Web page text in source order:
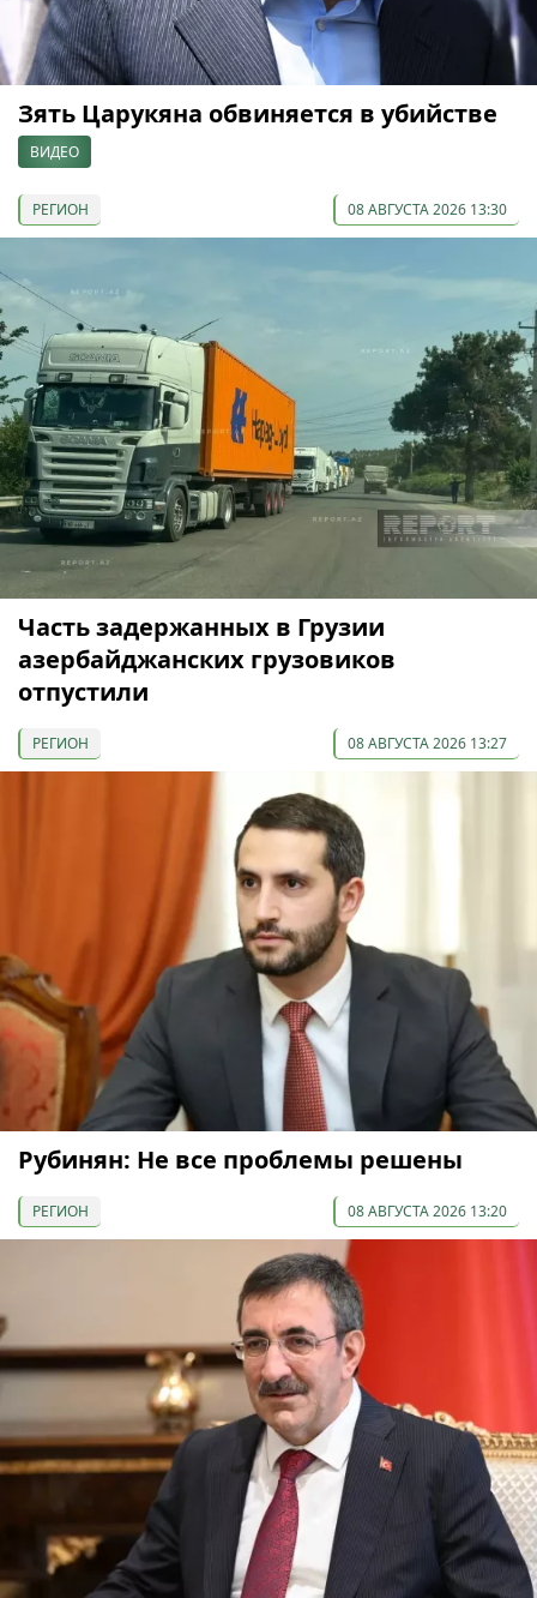
Зять Царукяна обвиняется в убийстве
ВИДЕО
РЕГИОН 08 АВГУСТА 2026 13:30
Часть задержанных в Грузии
азербайджанских грузовиков
отпустили
РЕГИОН 08 АВГУСТА 2026 13:27
Рубинян: Не все проблемы решены
РЕГИОН 08 АВГУСТА 2026 13:20